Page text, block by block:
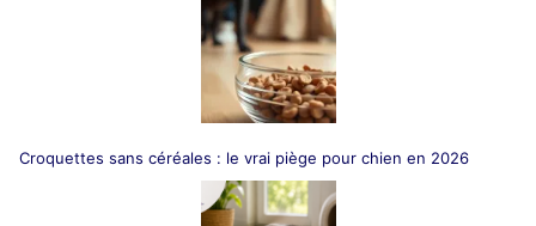
Croquettes sans céréales : le vrai piège pour chien en 2026